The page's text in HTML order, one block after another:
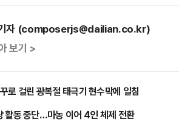
자 (composerjs@dailian.co.kr)
보기 >
로 걸린 광복절 태극기 현수막에 일침
활동 중단…마농 이어 4인 체제 전환